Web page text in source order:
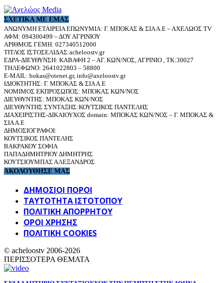
ΣΧΕΤΙΚΆ ΜΕ ΕΜΆΣ
ΑΝΩΝΥΜΗ ΕΤΑΙΡΕΙΑ ΕΠΩΝΥΜΙΑ: Γ. ΜΠΟΚΑΣ & ΣΙΑ Α.Ε – ΑΧΕΛΩΟΣ TV
ΑΦΜ: 094300499 – ΔΟΥ ΑΓΡΙΝΙΟΥ
ΑΡΙΘΜΟΣ ΓΕΜΗ: 027340512000
ΤΙΤΛΟΣ ΙΣΤΟΣΕΛΙΔΑΣ:acheloostv.gr
ΕΔΡΑ-ΔΙΕΥΘΥΝΣΗ: ΚΑΒΑΦΗ 2 – ΑΓ. ΚΩΝ/ΝΟΣ, ΑΓΡΙΝΙΟ , ΤΚ:30027
ΤΗΛΕΦΩΝΟ: 2641022803 – 58800
E-MAIL: bokas@otenet.gr, info@axeloostv.gr
ΙΔΙΟΚΤΗΤΗΣ: Γ. ΜΠΟΚΑΣ & ΣΙΑ Α.Ε
ΝΟΜΙΜΟΣ ΕΚΠΡΟΣΩΠΟΣ: ΜΠΟΚΑΣ ΚΩΝ/ΝΟΣ
ΔΙΕΥΘΥΝΤΗΣ: ΜΠΟΚΑΣ ΚΩΝ/ΝΟΣ
ΔΙΕΥΘΥΝΤΗΣ ΣΥΝΤΑΞΗΣ:ΚΟΥΤΣΙΚΟΣ ΠΑΝΤΕΛΗΣ
ΔΙΑΧΕΙΡΙΣΤΗΣ-ΔΙΚΑΙΟΥΧΟΣ domain: ΜΠΟΚΑΣ ΚΩΝ/ΝΟΣ – Γ. ΜΠΟΚΑΣ &
ΣΙΑ Α.Ε
ΔΗΜΟΣΙΟΓΡΑΦΟΙ:
ΚΟΥΤΣΙΚΟΣ ΠΑΝΤΕΛΗΣ
ΒΑΚΡΑΚΟΥ ΣΟΦΙΑ
ΠΑΠΑΔΗΜΗΤΡΙΟΥ ΔΗΜΗΤΡΗΣ
ΚΟΥΤΣΙΟΥΜΠΑΣ ΑΛΕΞΑΝΔΡΟΣ
ΑΚΟΛΟΥΘΗΣΕ ΜΑΣ
ΔΗΜΟΣΙΟΙ ΠΟΡΟΙ
ΤΑΥΤΌΤΗΤΑ ΙΣΤΌΤΟΠΟΥ
ΠΟΛΙΤΙΚΉ ΑΠΟΡΡΉΤΟΥ
ΌΡΟΙ ΧΡΉΣΗΣ
ΠΟΛΙΤΙΚΗ COOKIES
© acheloostv 2006-2026
ΠΕΡΙΣΣΟΤΕΡΑ ΘΕΜΑΤΑ